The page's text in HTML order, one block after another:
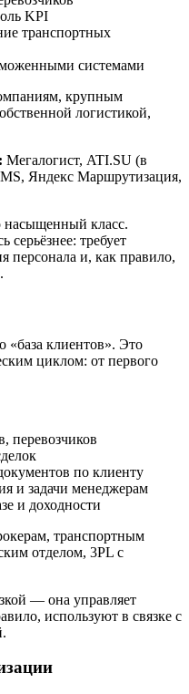
KPI
транспортных
системами
крупным
логистикой,
Мегалогист, ATI.SU (в
Яндекс Маршрутизация,
класс.
серьёзнее: требует
персонала и, как правило,
«база клиентов». Это
циклом: от первого
перевозчиков
по клиенту
и задачи менеджерам
и доходности
транспортным
отделом, 3PL с
— она управляет
используют в связке с